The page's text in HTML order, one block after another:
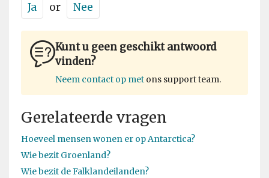
Ja
or Nee
Kunt u geen geschikt antwoord
vinden?
Neem contact op met ons support team.
Gerelateerde vragen
Hoeveel mensen wonen er op Antarctica?
Wie bezit Groenland?
Wie bezit de Falklandeilanden?